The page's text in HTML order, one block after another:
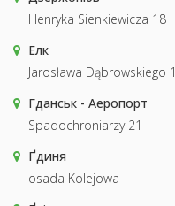
Henryka Sienkiewicza 18
Елк
Jarosława Dąbrowskiego 1
Гданськ - Аеропорт
Spadochroniarzy 21
Ґдиня
osada Kolejowa